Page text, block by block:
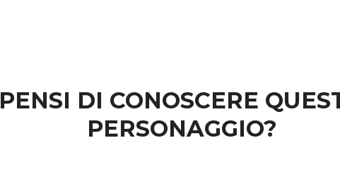
PENSI DI CONOSCERE
PERSONAGGIO?